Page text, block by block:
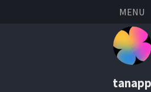
MENU
tanapp